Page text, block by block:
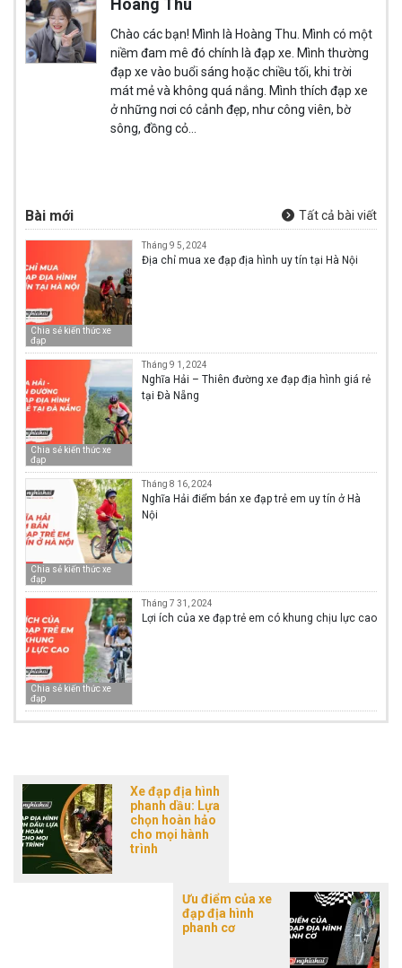
Hoàng Thu
Chào các bạn! Mình là Hoàng Thu. Mình có một
niềm đam mê đó chính là đạp xe. Mình thường
đạp xe vào buổi sáng hoặc chiều tối, khi trời
mát mẻ và không quá nắng. Mình thích đạp xe
ở những nơi có cảnh đẹp, như công viên, bờ
sông, đồng cỏ…
Bài mới Tất cả bài viết
Chia sẻ kiến thức xe
đạp
Tháng 9 5, 2024
Địa chỉ mua xe đạp địa hình uy tín tại Hà Nội
Chia sẻ kiến thức xe
đạp
Tháng 9 1, 2024
Nghĩa Hải – Thiên đường xe đạp địa hình giá rẻ
tại Đà Nẵng
Chia sẻ kiến thức xe
đạp
Tháng 8 16, 2024
Nghĩa Hải điểm bán xe đạp trẻ em uy tín ở Hà
Nội
Chia sẻ kiến thức xe
đạp
Tháng 7 31, 2024
Lợi ích của xe đạp trẻ em có khung chịu lực cao
Xe đạp địa hình
phanh dầu: Lựa
chọn hoàn hảo
cho mọi hành
trình
Ưu điểm của xe
đạp địa hình
phanh cơ